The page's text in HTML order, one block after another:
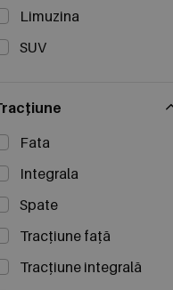
Limuzina
SUV
Fata
Integrala
Spate
Tracțiune față
Tracțiune integrală